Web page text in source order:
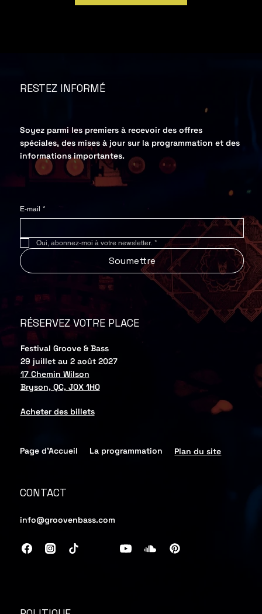
RESTEZ INFORMÉ
Soyez parmi les premiers à recevoir des offres
spéciales, des mises à jour sur la programmation et des
informations importantes.
E-mail *
Oui, abonnez-moi à votre newsletter. *
Soumettre
RÉSERVEZ VOTRE PLACE
Festival Groove & Bass
29 juillet au 2 août 2027
17 Chemin Wilson
Bryson, QC, J0X 1H0
Acheter des billets
Page d'Accueil La programmation Plan du site
CONTACT
info@groovenbass.com